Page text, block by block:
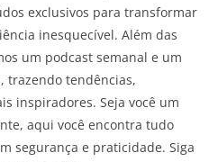
exclusivos para transformar
inesquecível. Além das
um podcast semanal e um
trazendo tendências,
inspiradores. Seja você um
aqui você encontra tudo
segurança e praticidade. Siga